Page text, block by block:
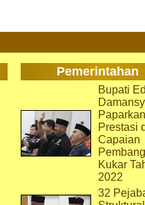
Pemerintahan
Bupati
Paparkan
Prestasi
Capaian
Kukar
2022
32